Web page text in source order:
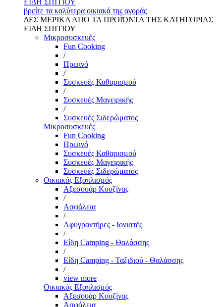
ΕΙΔΗ ΣΠΙΤΙΟΥ
βρείτε τα καλύτερα οικιακά της αγοράς
ΔΕΣ ΜΕΡΙΚΑ ΑΠΌ ΤΑ ΠΡΟΪΌΝΤΑ ΤΗΣ ΚΑΤΗΓΟΡΙΑΣ
ΕΙΔΗ ΣΠΙΤΙΟΥ
Μικροσυσκευές
Fun Cooking
/
Πρωινό
/
Συσκευές Καθαρισμού
/
Συσκευές Μαγειρικής
/
Συσκευές Σιδερώματος
Μικροσυσκευές
Fun Cooking
Πρωινό
Συσκευές Καθαρισμού
Συσκευές Μαγειρικής
Συσκευές Σιδερώματος
Οικιακός Εξοπλισμός
Αξεσουάρ Κουζίνας
/
Ασφάλεια
/
Αφυγραντήρες - Ιονιστές
/
Είδη Camping - Θαλάσσης
/
Είδη Camping - Ταξιδιού - Θαλάσσης
/
view more
Οικιακός Εξοπλισμός
Αξεσουάρ Κουζίνας
Ασφάλεια